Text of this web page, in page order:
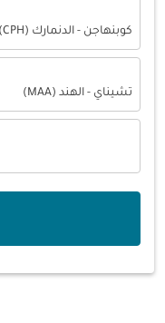
كوبنهاجن - الدنمارك (CPH)
تشيناي - الهند (MAA)